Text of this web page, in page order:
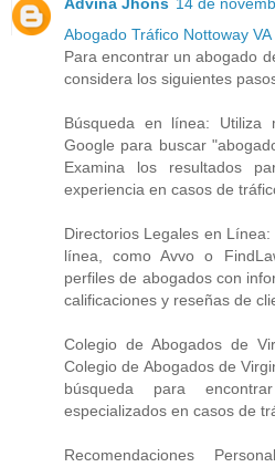
Abogado Tráfico Nottoway VA
Para encontrar un abogado
considera los siguientes
Búsqueda en línea: Utiliza
Google para buscar
Examina los resultados
experiencia en casos de
Directorios Legales en
línea, como Avvo o
perfiles de abogados con
calificaciones y reseñas de
Colegio de Abogados de
Colegio de Abogados de
búsqueda para
especializados en casos de
Recomendaciones